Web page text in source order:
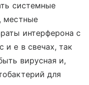
системные
местные
интерферона с
и е в свечах, так
вирусная и,
для